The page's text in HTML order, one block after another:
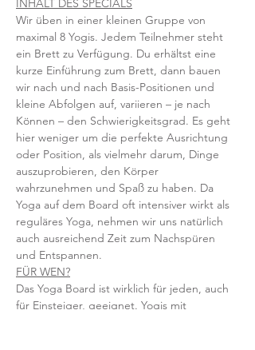
INHALT DES SPECIALS
Wir üben in einer kleinen Gruppe von
maximal 8 Yogis. Jedem Teilnehmer steht
ein Brett zu Verfügung. Du erhältst eine
kurze Einführung zum Brett, dann bauen
wir nach und nach Basis-Positionen und
kleine Abfolgen auf, variieren – je nach
Können – den Schwierigkeitsgrad. Es geht
hier weniger um die perfekte Ausrichtung
oder Position, als vielmehr darum, Dinge
auszuprobieren, den Körper
wahrzunehmen und Spaß zu haben. Da
Yoga auf dem Board oft intensiver wirkt als
reguläres Yoga, nehmen wir uns natürlich
auch ausreichend Zeit zum Nachspüren
und Entspannen.
FÜR WEN?
Das Yoga Board ist wirklich für jeden, auch
für Einsteiger, geeignet. Yogis mit